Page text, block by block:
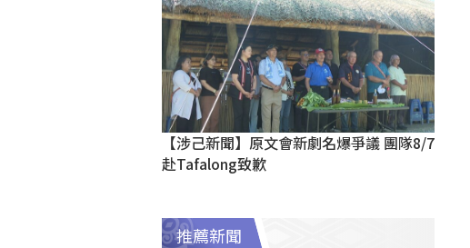
【涉己新聞】原文會新劇名爆爭議 團隊8/7
赴Tafalong致歉
推薦新聞